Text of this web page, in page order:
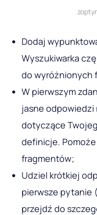
Dodaj
Wyszukiwarka
do wyróżnionych
W pierwszym
jasne
dotyczące
definicje.
fragmentów;
Udziel krótkiej
pierwsze pytanie
przejdź do